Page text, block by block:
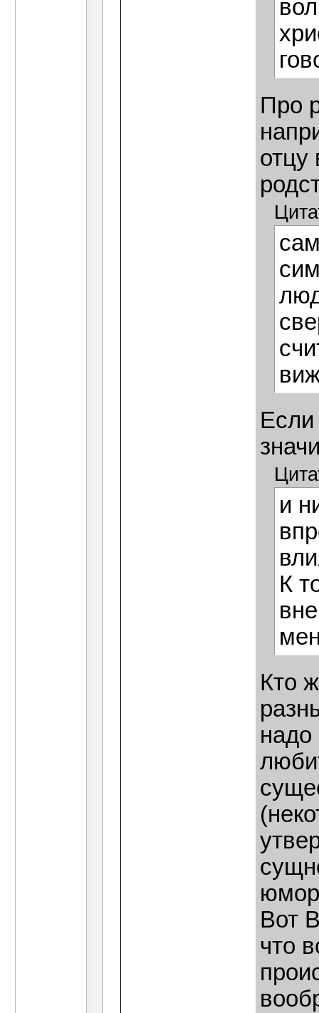
Про
отцу
Если
и
К
Кто
надо
Вот
что